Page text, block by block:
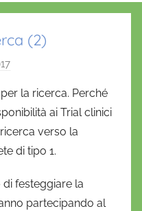
(2)
D
a
n
i
l
a
la ricerca. Perché
ai Trial clinici
verso la
di tipo 1.
festeggiare la
partecipando al